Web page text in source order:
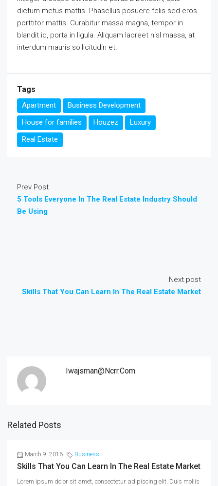
dictum metus mattis. Phasellus posuere felis sed eros
porttitor mattis. Curabitur massa magna, tempor in
blandit id, porta in ligula. Aliquam laoreet nisl massa, at
interdum mauris sollicitudin et.
Tags
Apartment
Business Development
House for families
Houzez
Luxury
Real Estate
Prev Post
5 Tools Everyone In The Real Estate Industry Should
Be Using
Next post
Skills That You Can Learn In The Real Estate Market
Iwajsman@ncrr.com
Related Posts
March 9, 2016 Business
Skills That You Can Learn In The Real Estate Market
Lorem ipsum dolor sit amet, consectetur adipiscing elit. Duis mollis